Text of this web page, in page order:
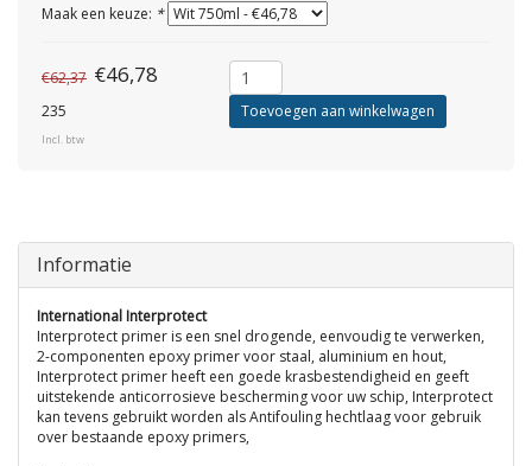
Maak een keuze: *
€62,37 €46,78
235
Incl. btw
Toevoegen aan winkelwagen
Informatie
International Interprotect
Interprotect primer is een snel drogende, eenvoudig te verwerken,
2-componenten epoxy primer voor staal, aluminium en hout,
Interprotect primer heeft een goede krasbestendigheid en geeft
uitstekende anticorrosieve bescherming voor uw schip, Interprotect
kan tevens gebruikt worden als Antifouling hechtlaag voor gebruik
over bestaande epoxy primers,